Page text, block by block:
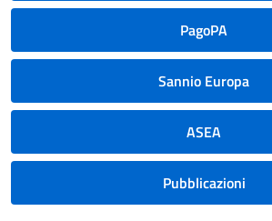
PagoPA
Sannio Europa
ASEA
Pubblicazioni